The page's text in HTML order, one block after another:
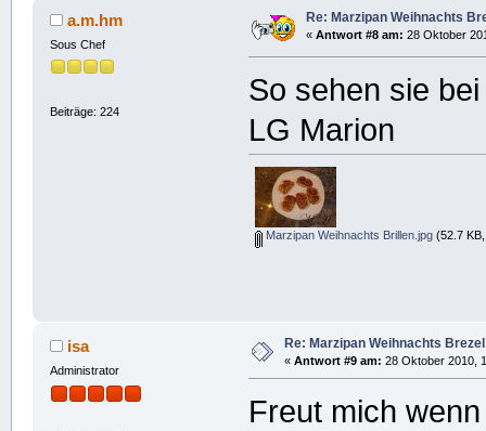
a.m.hm
Sous Chef
Beiträge: 224
Re: Marzipan Weihnachts
« Antwort #8 am: 28 Oktober
So sehen sie
LG Marion
Marzipan Weihnachts Brillen.jpg(52.7 KB,
isa
Administrator
Re: Marzipan Weihnachts Brezel
« Antwort #9 am: 28 Oktober 2010,
Freut mich